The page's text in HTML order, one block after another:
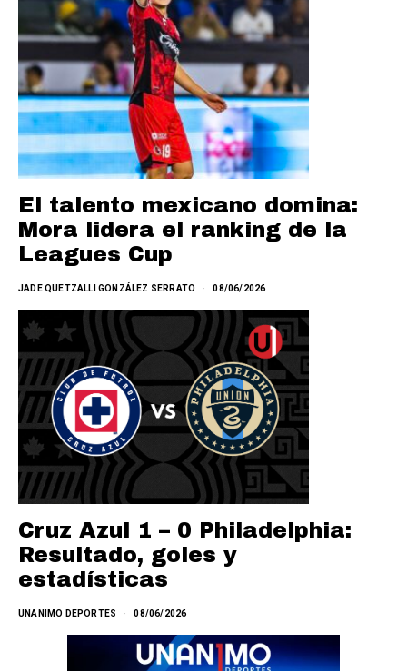
El talento mexicano domina:
Mora lidera el ranking de la
Leagues Cup
JADE QUETZALLI GONZÁLEZ SERRATO 08/06/2026
Cruz Azul 1 – 0 Philadelphia:
Resultado, goles y
estadísticas
UNANIMO DEPORTES 08/06/2026